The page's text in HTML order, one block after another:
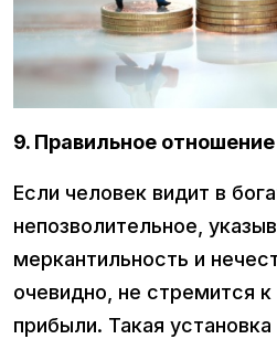
9. Правильное
Если человек видит в
непозволительное,
меркантильность и
очевидно, не стремится
прибыли. Такая